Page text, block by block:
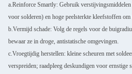
a.Reinforce Smartly: Gebruik
voor solderen) en hoge peelsterkte kleefstoffen
b.Vermijd schade: Volg de regels voor de
bewaar ze in droge, antistatische omgevingen.
c.Vroegtijdig herstellen: kleine scheuren met
verspreiden; raadpleeg deskundigen voor ernstige